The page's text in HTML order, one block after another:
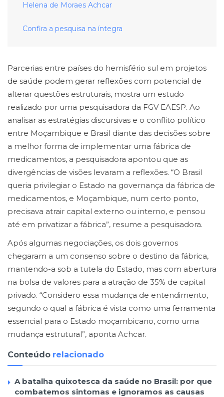
Helena de Moraes Achcar
Confira a pesquisa na íntegra
Parcerias entre países do hemisfério sul em projetos
de saúde podem gerar reflexões com potencial de
alterar questões estruturais, mostra um estudo
realizado por uma pesquisadora da FGV EAESP. Ao
analisar as estratégias discursivas e o conflito político
entre Moçambique e Brasil diante das decisões sobre
a melhor forma de implementar uma fábrica de
medicamentos, a pesquisadora apontou que as
divergências de visões levaram a reflexões. “O Brasil
queria privilegiar o Estado na governança da fábrica de
medicamentos, e Moçambique, num certo ponto,
precisava atrair capital externo ou interno, e pensou
até em privatizar a fábrica”, resume a pesquisadora.
Após algumas negociações, os dois governos
chegaram a um consenso sobre o destino da fábrica,
mantendo-a sob a tutela do Estado, mas com abertura
na bolsa de valores para a atração de 35% de capital
privado. “Considero essa mudança de entendimento,
segundo o qual a fábrica é vista como uma ferramenta
essencial para o Estado moçambicano, como uma
mudança estrutural”, aponta Achcar.
Conteúdo relacionado
A batalha quixotesca da saúde no Brasil: por que
combatemos sintomas e ignoramos as causas